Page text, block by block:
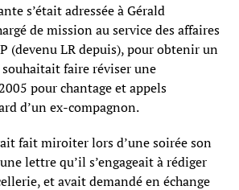
s’était adressée à Gérald
de mission au service des affaires
(devenu LR depuis), pour obtenir un
faire réviser une
pour chantage et appels
d’un ex-compagnon.
fait miroiter lors d’une soirée son
lettre qu’il s’engageait à rédiger
et avait demandé en échange